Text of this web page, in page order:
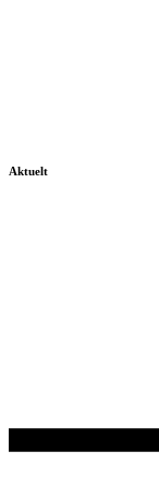
Aktuelt